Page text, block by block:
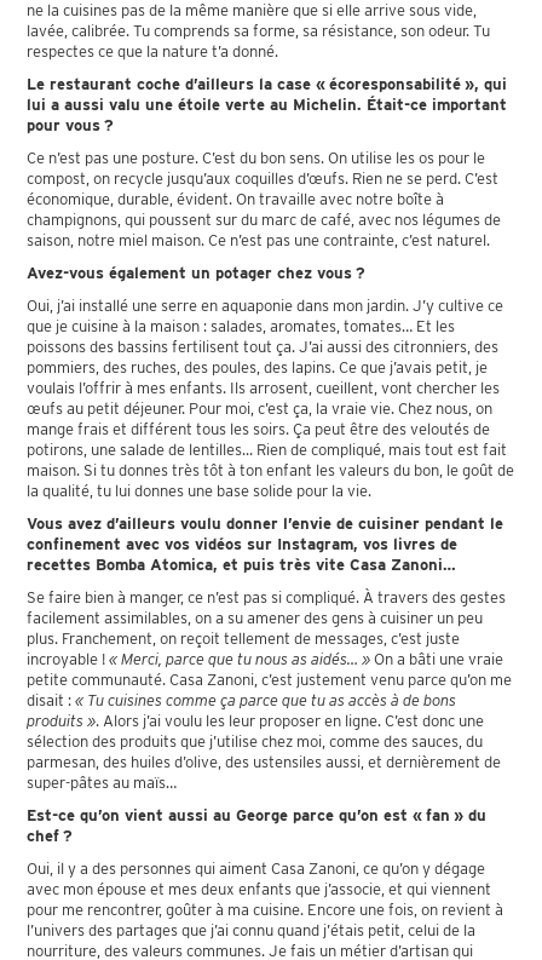
ne la cuisines pas de la même manière que si elle arrive sous vide,
lavée, calibrée. Tu comprends sa forme, sa résistance, son odeur. Tu
respectes ce que la nature t’a donné.
Le restaurant coche d’ailleurs la case « écoresponsabilité », qui
lui a aussi valu une étoile verte au Michelin. Était-ce important
pour vous ?
Ce n’est pas une posture. C’est du bon sens. On utilise les os pour le
compost, on recycle jusqu’aux coquilles d’œufs. Rien ne se perd. C’est
économique, durable, évident. On travaille avec notre boîte à
champignons, qui poussent sur du marc de café, avec nos légumes de
saison, notre miel maison. Ce n’est pas une contrainte, c’est naturel.
Avez-vous également un potager chez vous ?
Oui, j’ai installé une serre en aquaponie dans mon jardin. J’y cultive ce
que je cuisine à la maison : salades, aromates, tomates… Et les
poissons des bassins fertilisent tout ça. J’ai aussi des citronniers, des
pommiers, des ruches, des poules, des lapins. Ce que j’avais petit, je
voulais l’offrir à mes enfants. Ils arrosent, cueillent, vont chercher les
œufs au petit déjeuner. Pour moi, c’est ça, la vraie vie. Chez nous, on
mange frais et différent tous les soirs. Ça peut être des veloutés de
potirons, une salade de lentilles... Rien de compliqué, mais tout est fait
maison. Si tu donnes très tôt à ton enfant les valeurs du bon, le goût de
la qualité, tu lui donnes une base solide pour la vie.
Vous avez d’ailleurs voulu donner l’envie de cuisiner pendant le
confinement avec vos vidéos sur Instagram, vos livres de
recettes Bomba Atomica, et puis très vite Casa Zanoni…
Se faire bien à manger, ce n’est pas si compliqué. À travers des gestes
facilement assimilables, on a su amener des gens à cuisiner un peu
plus. Franchement, on reçoit tellement de messages, c’est juste
incroyable !« Merci, parce que tu nous as aidés… » On a bâti une vraie
petite communauté. Casa Zanoni, c’est justement venu parce qu’on me
disait :« Tu cuisines comme ça parce que tu as accès à de bons
produits ». Alors j’ai voulu les leur proposer en ligne. C’est donc une
sélection des produits que j’utilise chez moi, comme des sauces, du
parmesan, des huiles d’olive, des ustensiles aussi, et dernièrement de
super-pâtes au maïs…
Est-ce qu’on vient aussi au George parce qu’on est « fan » du
chef ?
Oui, il y a des personnes qui aiment Casa Zanoni, ce qu’on y dégage
avec mon épouse et mes deux enfants que j’associe, et qui viennent
pour me rencontrer, goûter à ma cuisine. Encore une fois, on revient à
l’univers des partages que j’ai connu quand j’étais petit, celui de la
nourriture, des valeurs communes. Je fais un métier d’artisan qui